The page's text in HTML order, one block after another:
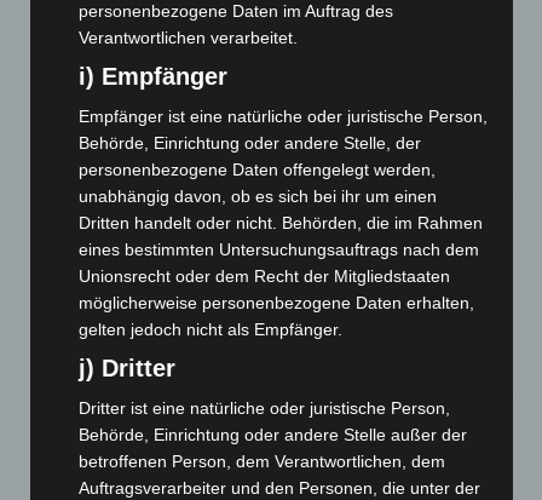
Kunst trifft Weingenuss: Barbara-Susann Mehring zeigt ihre
Werke im Jacques’ Wein-Depot Isernhagen
8. August 2026
A2: Zweite Turbobaustelle startet zwischen Hannover-West
und Bothfeld
8. August 2026
Niedersachsen: Feuerwehrkräfte kehren nach
Waldbrandeinsatz aus Spanien zurück
7. August 2026
Hannover: Erste Tigermücken-Population in Niedersachsen
entdeckt
7. August 2026
Brand im „Haus der Begegnung“ in Neuwarmbüchen schnell
eingedämmt
6. August 2026
personenbezogene Daten im Auftrag des
Verantwortlichen verarbeitet.
i) Empfänger
Empfänger ist eine natürliche oder juristische Person,
Behörde, Einrichtung oder andere Stelle, der
personenbezogene Daten offengelegt werden,
unabhängig davon, ob es sich bei ihr um einen
Dritten handelt oder nicht. Behörden, die im Rahmen
eines bestimmten Untersuchungsauftrags nach dem
Unionsrecht oder dem Recht der Mitgliedstaaten
möglicherweise personenbezogene Daten erhalten,
gelten jedoch nicht als Empfänger.
j) Dritter
Dritter ist eine natürliche oder juristische Person,
Behörde, Einrichtung oder andere Stelle außer der
betroffenen Person, dem Verantwortlichen, dem
Auftragsverarbeiter und den Personen, die unter der